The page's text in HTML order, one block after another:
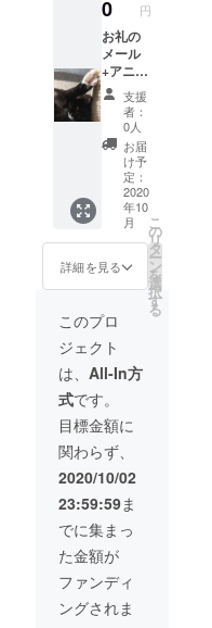
談など
７カ月
間は有
効です
ので、
いつで
も聞い
てくだ
さい。
有効有
効期
限 最
初に利
用して
から7か
月
0 円
お礼の
メール
+アニマ
ルコ
ミュニ
ケー
ション
（１年
有効チ
ケット *
質問18
項目）
愛猫
ちゃん
に伝え
と、聞
きたい
こと、
相談な
ど １年
間は有
効です
ので、
いつで
も聞い
てくだ
さい。
有効有
効期
限 最
初に利
用して
から1年
支援
者：
0人
お届
け予
定：
2020
年10
月
詳細を見る
こ
の
リ
タ
ー
ン
を
選
択
す
る
このプロ
ジェクト
は、 All-In方
式です。
目標金額に
関わらず、
2020/10/02
23:59:59ま
でに集まっ
た金額が
ファンディ
ングされま